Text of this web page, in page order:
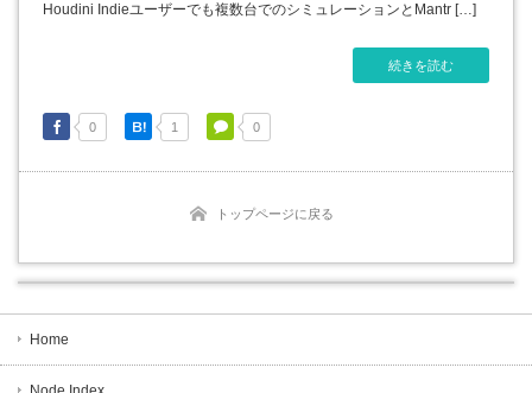
Houdini Indieユーザーでも複数台でのシミュレーションとMantr […]
続きを読む
0 1 0
トップページに戻る
Home